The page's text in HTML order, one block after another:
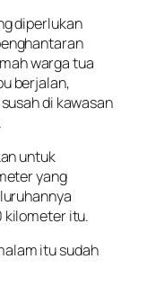
diperlukan
warga tua
berjalan,
di kawasan
untuk
yang
kilometer itu.
itu sudah